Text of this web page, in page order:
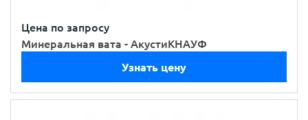
Цена по запросу
Минеральная вата - АкустиКНАУФ
Узнать цену